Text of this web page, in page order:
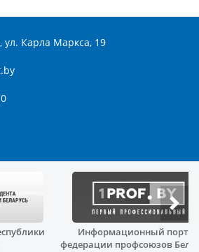
ул. Карла Маркса, 19
Информационный
федерации профсоюзов